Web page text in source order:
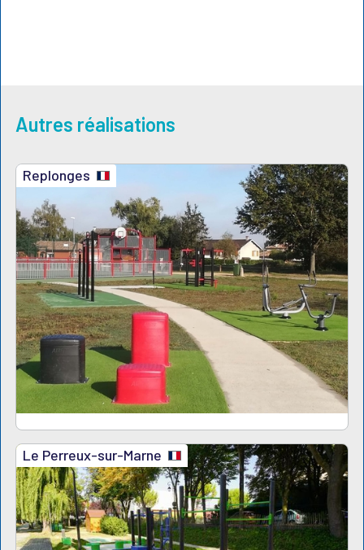
Autres réalisations
Replonges
Le Perreux-sur-Marne